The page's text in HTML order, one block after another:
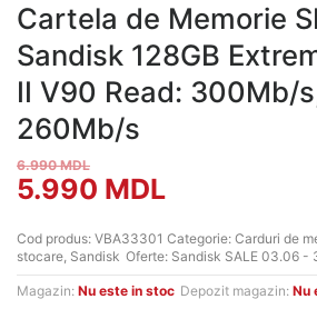
Cartela de Memorie
Sandisk 128GB
II V90 Read: 300Mb/
260Mb/s
6.990MDL
Prețul
inițial
a
5.990 MDLPrețul
curent
este:
Cod produs: VBA33301 Categorie: Carduri de
stocare, Sandisk Oferte: Sandisk SALE 03.06 -
Magazin: Nu este in stoc Depozit magazin: Nu